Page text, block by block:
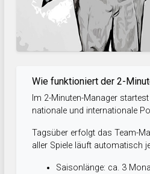
Wie funktioniert der 2-
Im 2-Minuten-Manager
nationale und internationale
Tagsüber erfolgt das Team-
aller Spiele läuft automatisch
Saisonlänge: ca. 3